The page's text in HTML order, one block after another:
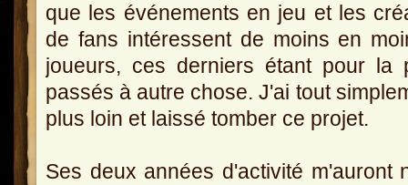
que les événements en jeu et les
de fans intéressent de moins en
joueurs, ces derniers étant pour la
passés à autre chose. J'ai tout
plus loin et laissé tomber ce projet.
Ses deux années d'activité m'auront